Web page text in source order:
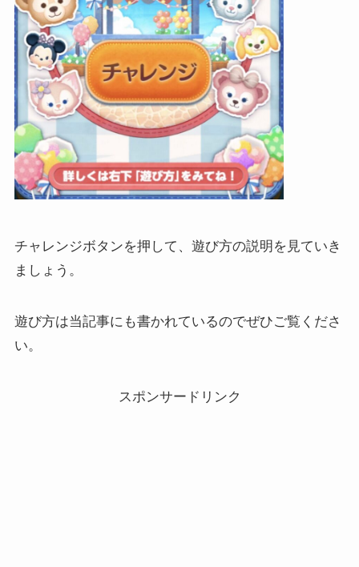
チャレンジボタンを押して、遊び方の説明を見ていき
ましょう。
遊び方は当記事にも書かれているのでぜひご覧くださ
い。
スポンサードリンク